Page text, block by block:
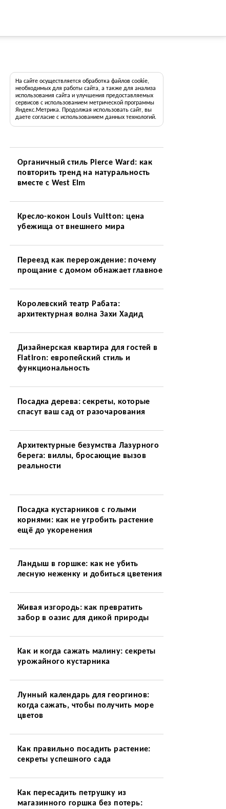
На сайте осуществляется обработка файлов cookie,
необходимых для работы сайта, а также для анализа
использования сайта и улучшения предоставляемых
сервисов с использованием метрической программы
Яндекс.Метрика. Продолжая использовать сайт, вы
даете согласие с использованием данных технологий.
Органичный стиль Pierce Ward: как
повторить тренд на натуральность
вместе с West Elm
Кресло-кокон Louis Vuitton: цена
убежища от внешнего мира
Переезд как перерождение: почему
прощание с домом обнажает главное
Королевский театр Рабата:
архитектурная волна Захи Хадид
Дизайнерская квартира для гостей в
Flatiron: европейский стиль и
функциональность
Посадка дерева: секреты, которые
спасут ваш сад от разочарования
Архитектурные безумства Лазурного
берега: виллы, бросающие вызов
реальности
Посадка кустарников с голыми
корнями: как не угробить растение
ещё до укоренения
Ландыш в горшке: как не убить
лесную неженку и добиться цветения
Живая изгородь: как превратить
забор в оазис для дикой природы
Как и когда сажать малину: секреты
урожайного кустарника
Лунный календарь для георгинов:
когда сажать, чтобы получить море
цветов
Как правильно посадить растение:
секреты успешного сада
Как пересадить петрушку из
магазинного горшка без потерь: